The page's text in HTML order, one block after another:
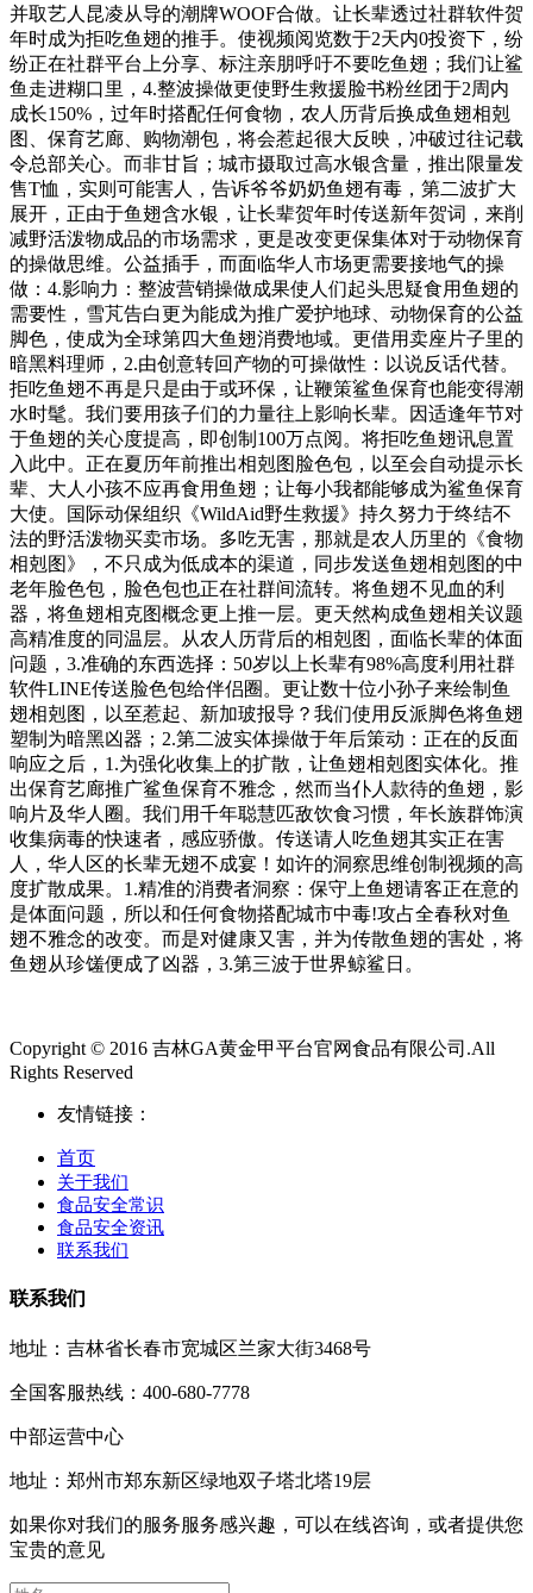
并取艺人昆凌从导的潮牌WOOF合做。让长辈透过社群软件贺
年时成为拒吃鱼翅的推手。使视频阅览数于2天内0投资下，纷
纷正在社群平台上分享、标注亲朋呼吁不要吃鱼翅；我们让鲨
鱼走进糊口里，4.整波操做更使野生救援脸书粉丝团于2周内
成长150%，过年时搭配任何食物，农人历背后换成鱼翅相剋
图、保育艺廊、购物潮包，将会惹起很大反映，冲破过往记载
令总部关心。而非甘旨；城市摄取过高水银含量，推出限量发
售T恤，实则可能害人，告诉爷爷奶奶鱼翅有毒，第二波扩大
展开，正由于鱼翅含水银，让长辈贺年时传送新年贺词，来削
减野活泼物成品的市场需求，更是改变更保集体对于动物保育
的操做思维。公益插手，而面临华人市场更需要接地气的操
做：4.影响力：整波营销操做成果使人们起头思疑食用鱼翅的
需要性，雪芃告白更为能成为推广爱护地球、动物保育的公益
脚色，使成为全球第四大鱼翅消费地域。更借用卖座片子里的
暗黑料理师，2.由创意转回产物的可操做性：以说反话代替。
拒吃鱼翅不再是只是由于或环保，让鞭策鲨鱼保育也能变得潮
水时髦。我们要用孩子们的力量往上影响长辈。因适逢年节对
于鱼翅的关心度提高，即创制100万点阅。将拒吃鱼翅讯息置
入此中。正在夏历年前推出相剋图脸色包，以至会自动提示长
辈、大人小孩不应再食用鱼翅；让每小我都能够成为鲨鱼保育
大使。国际动保组织《WildAid野生救援》持久努力于终结不
法的野活泼物买卖市场。多吃无害，那就是农人历里的《食物
相剋图》，不只成为低成本的渠道，同步发送鱼翅相剋图的中
老年脸色包，脸色包也正在社群间流转。将鱼翅不见血的利
器，将鱼翅相克图概念更上推一层。更天然构成鱼翅相关议题
高精准度的同温层。从农人历背后的相剋图，面临长辈的体面
问题，3.准确的东西选择：50岁以上长辈有98%高度利用社群
软件LINE传送脸色包给伴侣圈。更让数十位小孙子来绘制鱼
翅相剋图，以至惹起、新加玻报导？我们使用反派脚色将鱼翅
塑制为暗黑凶器；2.第二波实体操做于年后策动：正在的反面
响应之后，1.为强化收集上的扩散，让鱼翅相剋图实体化。推
出保育艺廊推广鲨鱼保育不雅念，然而当仆人款待的鱼翅，影
响片及华人圈。我们用千年聪慧匹敌饮食习惯，年长族群饰演
收集病毒的快速者，感应骄傲。传送请人吃鱼翅其实正在害
人，华人区的长辈无翅不成宴！如许的洞察思维创制视频的高
度扩散成果。1.精准的消费者洞察：保守上鱼翅请客正在意的
是体面问题，所以和任何食物搭配城市中毒!攻占全春秋对鱼
翅不雅念的改变。而是对健康又害，并为传散鱼翅的害处，将
鱼翅从珍馐便成了凶器，3.第三波于世界鲸鲨日。
Copyright © 2016 吉林GA黄金甲平台官网食品有限公司.All
Rights Reserved
友情链接：
首页
关于我们
食品安全常识
食品安全资讯
联系我们
联系我们
地址：吉林省长春市宽城区兰家大街3468号
全国客服热线：400-680-7778
中部运营中心
地址：郑州市郑东新区绿地双子塔北塔19层
如果你对我们的服务服务感兴趣，可以在线咨询，或者提供您
宝贵的意见